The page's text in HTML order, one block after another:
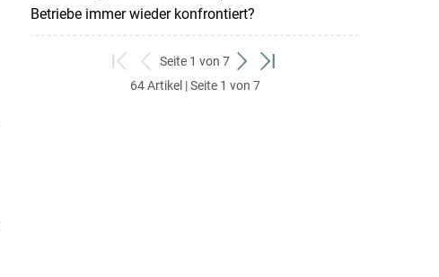
Betriebe immer wieder konfrontiert?
zum
ersten
zurück
zum
Seite 1 von 7
weiter
zum
zum
64 Artikel | Seite 1 von 7